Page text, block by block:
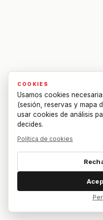
COOKIES
Usamos cookies
(sesión, reservas y mapa
usar cookies de análisis
decides.
Política de cookies